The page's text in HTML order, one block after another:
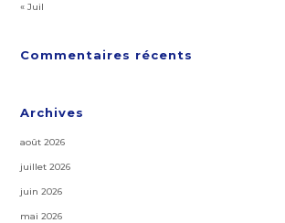
« Juil
Commentaires récents
Archives
août 2026
juillet 2026
juin 2026
mai 2026